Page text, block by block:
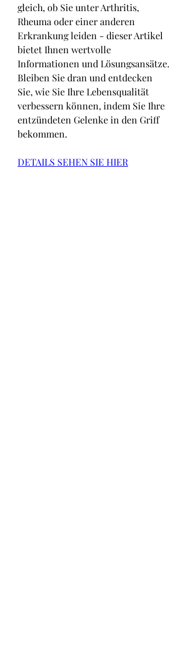
gleich, ob Sie unter Arthritis,
Rheuma oder einer anderen
Erkrankung leiden - dieser Artikel
bietet Ihnen wertvolle
Informationen und Lösungsansätze.
Bleiben Sie dran und entdecken
Sie, wie Sie Ihre Lebensqualität
verbessern können, indem Sie Ihre
entzündeten Gelenke in den Griff
bekommen.
DETAILS SEHEN SIE HIER